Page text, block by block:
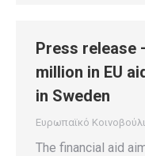
Press release
million in EU
in Sweden
Ευρωπαϊκό
The financial aid